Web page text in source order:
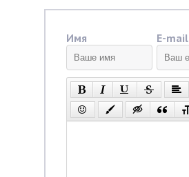
Имя E-mail